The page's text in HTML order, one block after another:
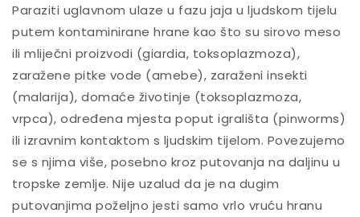
Paraziti uglavnom ulaze u fazu jaja u ljudskom tijelu
putem kontaminirane hrane kao što su sirovo meso
ili mliječni proizvodi (giardia, toksoplazmoza),
zaražene pitke vode (amebe), zaraženi insekti
(malarija), domaće životinje (toksoplazmoza,
vrpca), određena mjesta poput igrališta (pinworms)
ili izravnim kontaktom s ljudskim tijelom. Povezujemo
se s njima više, posebno kroz putovanja na daljinu u
tropske zemlje. Nije uzalud da je na dugim
putovanjima poželjno jesti samo vrlo vruću hranu